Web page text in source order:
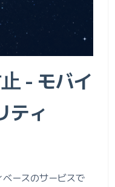
- モバイ
ティ
ースのサービスで